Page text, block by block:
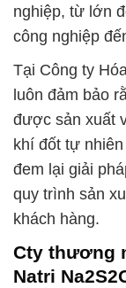
nghiệp, từ lớn
công nghiệp
Tại Công ty
luôn đảm bảo
được sản xuất
khí đốt tự
đem lại giải
quy trình sản
khách hàng.
Cty thương
Natri